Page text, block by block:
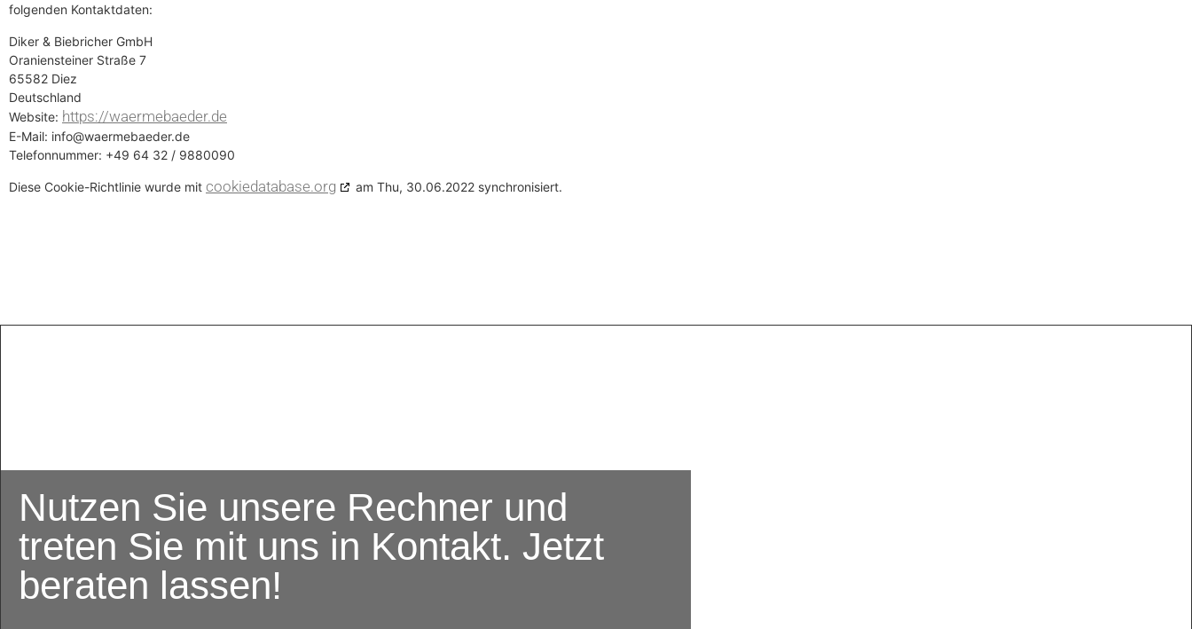
folgenden Kontaktdaten:
Diker & Biebricher GmbH
Oraniensteiner Straße 7
65582 Diez
Deutschland
Website: https://waermebaeder.de
E-Mail: info@waermebaeder.de
Telefonnummer: +49 64 32 / 9880090
Diese Cookie-Richtlinie wurde mit cookiedatabase.org am Thu, 30.06.2022 synchronisiert.
Nutzen Sie unsere Rechner und
treten Sie mit uns in Kontakt. Jetzt
beraten lassen!